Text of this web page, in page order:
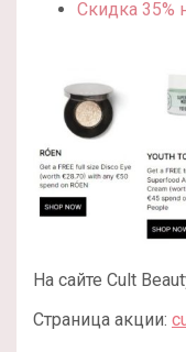
Скидка 35%
На сайте Cult
Страница акции: